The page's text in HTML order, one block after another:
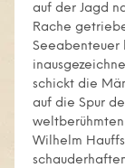
auf der Jagd
Rache
Seeabenteuer
schickt die
auf die Spur
Wilhelm